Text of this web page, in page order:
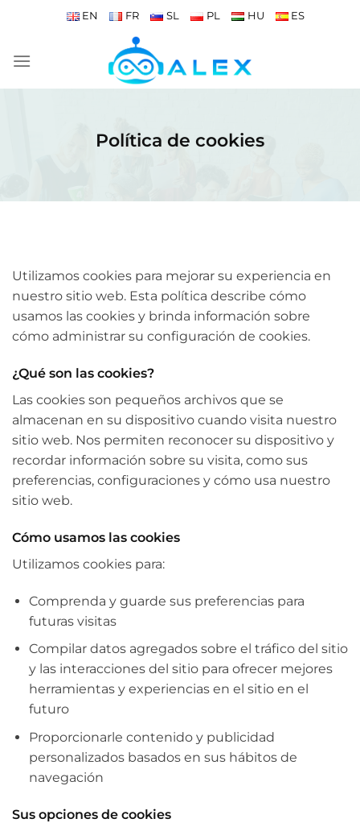
EN FR SL PL HU ES
Política de cookies
Utilizamos cookies para mejorar su experiencia en
nuestro sitio web. Esta política describe cómo
usamos las cookies y brinda información sobre
cómo administrar su configuración de cookies.
¿Qué son las cookies?
Las cookies son pequeños archivos que se
almacenan en su dispositivo cuando visita nuestro
sitio web. Nos permiten reconocer su dispositivo y
recordar información sobre su visita, como sus
preferencias, configuraciones y cómo usa nuestro
sitio web.
Cómo usamos las cookies
Utilizamos cookies para:
Comprenda y guarde sus preferencias para
futuras visitas
Compilar datos agregados sobre el tráfico del sitio
y las interacciones del sitio para ofrecer mejores
herramientas y experiencias en el sitio en el
futuro
Proporcionarle contenido y publicidad
personalizados basados en sus hábitos de
navegación
Sus opciones de cookies